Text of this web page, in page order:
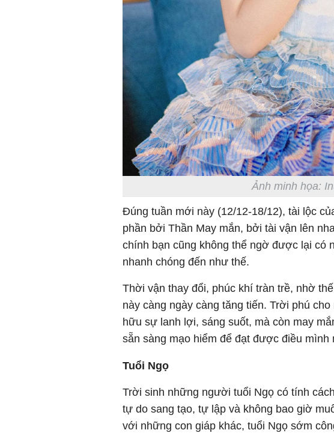
Ảnh minh họa:
Đúng tuần mới này (12/12-18/12), tài lộc
phần bởi Thần May mắn, bởi tài vận lên
chính bạn cũng không thể ngờ được lại có
nhanh chóng đến như thế.
Thời vận thay đổi, phúc khí tràn trề, nhờ
này càng ngày càng tăng tiến. Trời phú
hữu sự lanh lợi, sáng suốt, mà còn may
sẵn sàng mạo hiểm để đạt được điều mình
Tuổi Ngọ
Trời sinh những người tuổi Ngọ có tính
tự do sang tạo, tự lập và không bao giờ
với những con giáp khác, tuổi Ngọ sớm